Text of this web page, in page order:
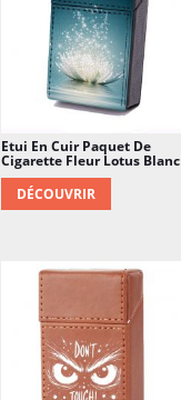
Etui En Cuir Paquet De
Cigarette Fleur Lotus Blanc
DÉCOUVRIR